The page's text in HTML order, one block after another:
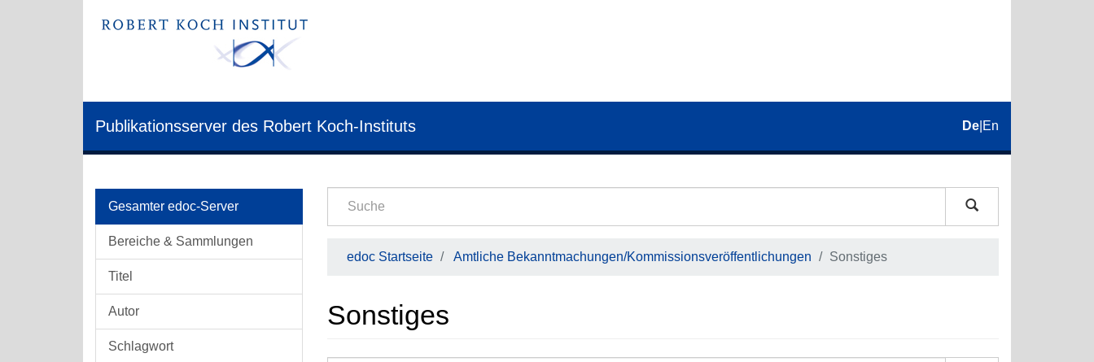
Publikationsserver des Robert Koch-Instituts De En
Gesamter edoc-Server
Bereiche & Sammlungen
Titel
Autor
Schlagwort
edoc Startseite Amtliche Bekanntmachungen/Kommissionsveröffentlichungen Sonstiges
Sonstiges